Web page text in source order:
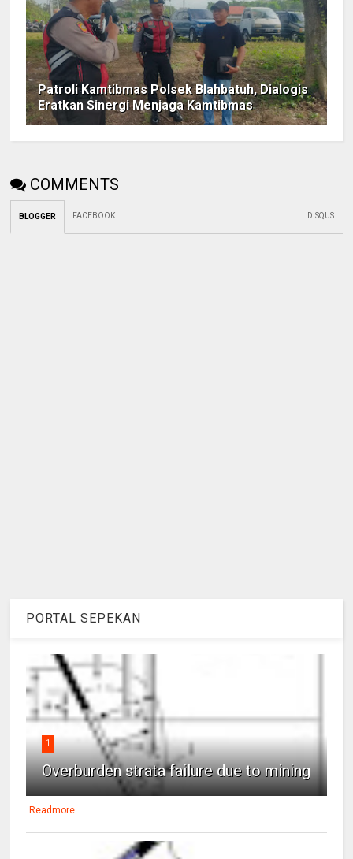
Patroli Kamtibmas Polsek Blahbatuh, Dialogis
Eratkan Sinergi Menjaga Kamtibmas
COMMENTS
BLOGGER FACEBOOK: DISQUS
PORTAL SEPEKAN
1
Overburden strata failure due to mining
Readmore